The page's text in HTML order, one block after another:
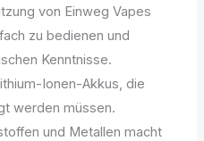
von Einweg Vapes
zu bedienen und
Kenntnisse.
Ionen-Akkus, die
werden müssen.
und Metallen macht